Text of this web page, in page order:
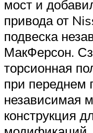
мост и
привода от
подвеска
МакФерсон.
торсионная
при переднем
независимая
конструкция